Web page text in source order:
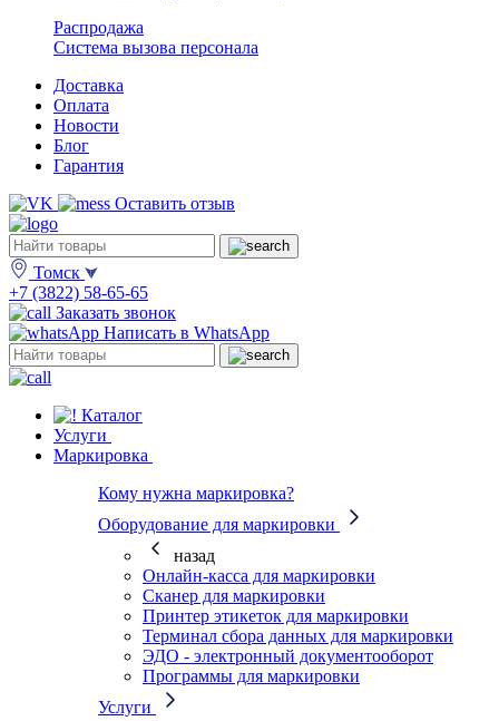
Распродажа
Система вызова персонала
Доставка
Оплата
Новости
Блог
Гарантия
Оставить отзыв
Томск
+7 (3822) 58-65-65
Заказать звонок
Написать в WhatsApp
Каталог
Услуги
Маркировка
Кому нужна маркировка?
Оборудование для маркировки
назад
Онлайн-касса для маркировки
Сканер для маркировки
Принтер этикеток для маркировки
Терминал сбора данных для маркировки
ЭДО - электронный документооборот
Программы для маркировки
Услуги